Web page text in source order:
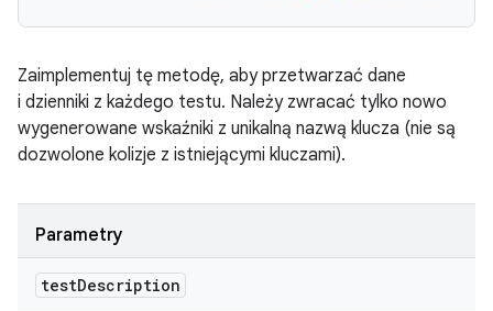
Zaimplementuj tę metodę, aby przetwarzać dane
i dzienniki z każdego testu. Należy zwracać tylko nowo
wygenerowane wskaźniki z unikalną nazwą klucza (nie są
dozwolone kolizje z istniejącymi kluczami).
Parametry
testDescription